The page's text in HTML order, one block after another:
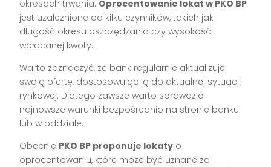
okresach trwania. Oprocentowanie lokat w PKO BP
jest uzależnione od kilku czynników, takich jak
długość okresu oszczędzania czy wysokość
wpłacanej kwoty.
Warto zaznaczyć, że bank regularnie aktualizuje
swoją ofertę, dostosowując ją do aktualnej sytuacji
rynkowej. Dlatego zawsze warto sprawdzić
najnowsze warunki bezpośrednio na stronie banku
lub w oddziale.
Obecnie PKO BP proponuje lokaty o
oprocentowaniu, które może być uznane za